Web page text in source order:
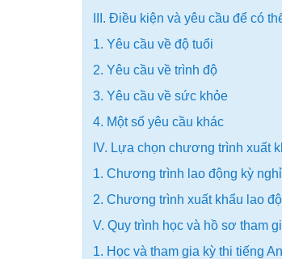
III. Điều kiện và yêu cầu để có
1. Yêu cầu về độ tuổi
2. Yêu cầu về trình độ
3. Yêu cầu về sức khỏe
4. Một số yêu cầu khác
IV. Lựa chọn chương trình xuất
1. Chương trình lao động kỳ
2. Chương trình xuất khẩu lao
V. Quy trình học và hồ sơ tham
1. Học và tham gia kỳ thi tiếng